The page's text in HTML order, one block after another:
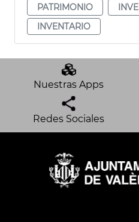
PATRIMONIO
INVENTARIO
Nuestras Apps
Redes Sociales